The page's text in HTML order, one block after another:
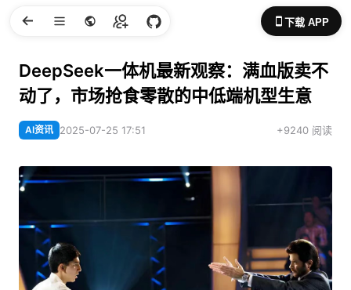
下载 APP
DeepSeek一体机最新观察：满血版卖不
动了，市场抢食零散的中低端机型生意
AI资讯 2025-07-25 17:51 +9240 阅读